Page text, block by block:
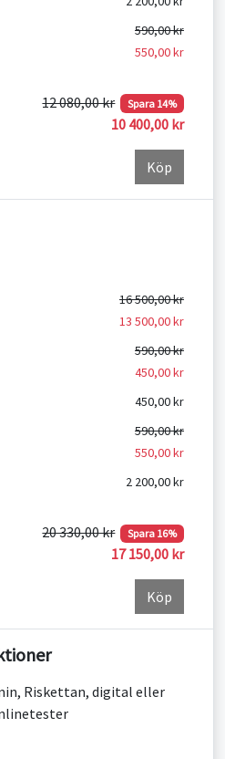
590,00 kr
550,00 kr
12 080,00 kr Spara 14%
10 400,00 kr
Köp
16 500,00 kr
13 500,00 kr
590,00 kr
450,00 kr
450,00 kr
590,00 kr
550,00 kr
2 200,00 kr
20 330,00 kr Spara 16%
17 150,00 kr
Köp
Riskettan, digital eller